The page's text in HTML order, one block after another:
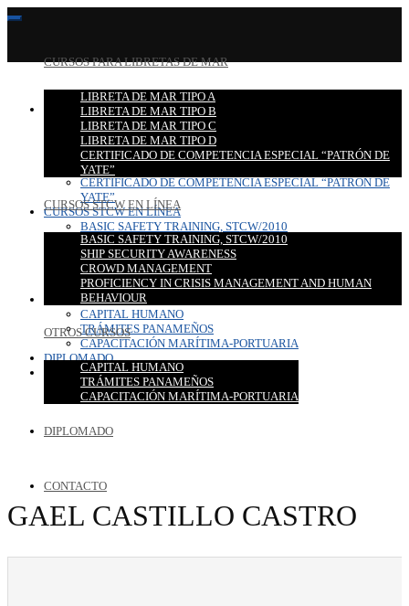
CURSOS PARA LIBRETAS DE MAR
LIBRETA DE MAR TIPO A
LIBRETA DE MAR TIPO B
LIBRETA DE MAR TIPO C
LIBRETA DE MAR TIPO D
CERTIFICADO DE COMPETENCIA ESPECIAL “PATRÓN DE
YATE”
CURSOS STCW EN LÍNEA
BASIC SAFETY TRAINING, STCW/2010
SHIP SECURITY AWARENESS
CROWD MANAGEMENT
PROFICIENCY IN CRISIS MANAGEMENT AND HUMAN
BEHAVIOUR
OTROS CURSOS
CAPITAL HUMANO
TRÁMITES PANAMEÑOS
CAPACITACIÓN MARÍTIMA-PORTUARIA
DIPLOMADO
CONTACTO
CURSOS PARA LIBRETAS DE MAR
LIBRETA DE MAR TIPO A
LIBRETA DE MAR TIPO B
LIBRETA DE MAR TIPO C
LIBRETA DE MAR TIPO D
CERTIFICADO DE COMPETENCIA ESPECIAL “PATRÓN DE
YATE”
CURSOS STCW EN LÍNEA
BASIC SAFETY TRAINING, STCW/2010
SHIP SECURITY AWARENESS
CROWD MANAGEMENT
PROFICIENCY IN CRISIS MANAGEMENT AND HUMAN
BEHAVIOUR
OTROS CURSOS
CAPITAL HUMANO
TRÁMITES PANAMEÑOS
CAPACITACIÓN MARÍTIMA-PORTUARIA
DIPLOMADO
CONTACTO
GAEL CASTILLO CASTRO